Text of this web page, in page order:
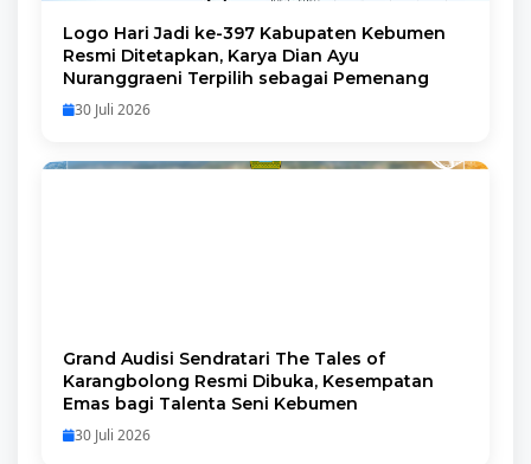
Logo Hari Jadi ke-397 Kabupaten Kebumen
Resmi Ditetapkan, Karya Dian Ayu
Nuranggraeni Terpilih sebagai Pemenang
30 Juli 2026
Grand Audisi Sendratari The Tales of
Karangbolong Resmi Dibuka, Kesempatan
Emas bagi Talenta Seni Kebumen
30 Juli 2026